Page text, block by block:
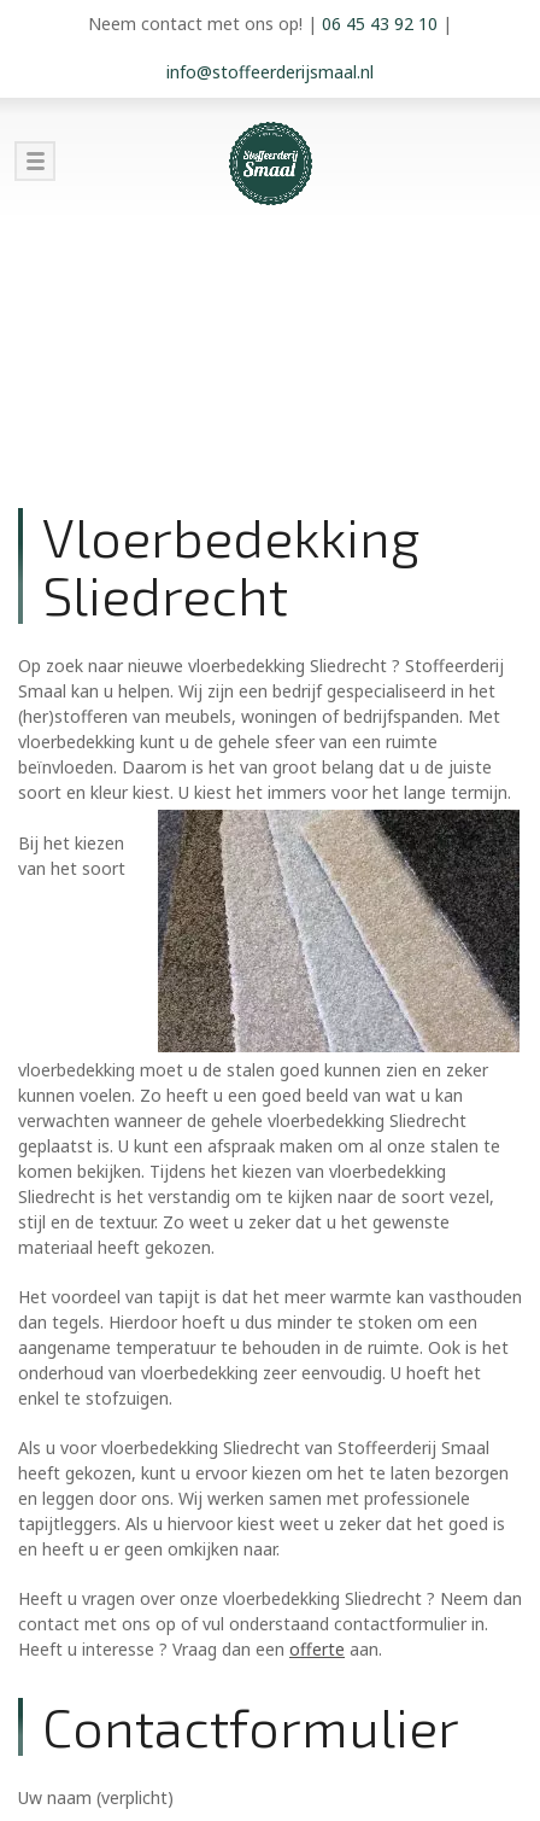
Neem contact met ons op! | 06 45 43 92 10 |
info@stoffeerderijsmaal.nl
Vloerbedekking
Sliedrecht
Op zoek naar nieuwe vloerbedekking Sliedrecht ? Stoffeerderij
Smaal kan u helpen. Wij zijn een bedrijf gespecialiseerd in het
(her)stofferen van meubels, woningen of bedrijfspanden. Met
vloerbedekking kunt u de gehele sfeer van een ruimte
beïnvloeden. Daarom is het van groot belang dat u de juiste
soort en kleur kiest. U kiest het immers voor het lange termijn.
Bij het kiezen
van het soort
vloerbedekking moet u de stalen goed kunnen zien en zeker
kunnen voelen. Zo heeft u een goed beeld van wat u kan
verwachten wanneer de gehele vloerbedekking Sliedrecht
geplaatst is. U kunt een afspraak maken om al onze stalen te
komen bekijken. Tijdens het kiezen van vloerbedekking
Sliedrecht is het verstandig om te kijken naar de soort vezel,
stijl en de textuur. Zo weet u zeker dat u het gewenste
materiaal heeft gekozen.
Het voordeel van tapijt is dat het meer warmte kan vasthouden
dan tegels. Hierdoor hoeft u dus minder te stoken om een
aangename temperatuur te behouden in de ruimte. Ook is het
onderhoud van vloerbedekking zeer eenvoudig. U hoeft het
enkel te stofzuigen.
Als u voor vloerbedekking Sliedrecht van Stoffeerderij Smaal
heeft gekozen, kunt u ervoor kiezen om het te laten bezorgen
en leggen door ons. Wij werken samen met professionele
tapijtleggers. Als u hiervoor kiest weet u zeker dat het goed is
en heeft u er geen omkijken naar.
Heeft u vragen over onze vloerbedekking Sliedrecht ? Neem dan
contact met ons op of vul onderstaand contactformulier in.
Heeft u interesse ? Vraag dan een offerte aan.
Contactformulier
Uw naam (verplicht)